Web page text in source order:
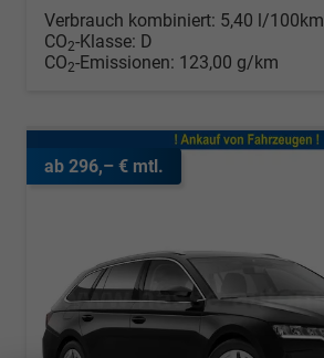
Verbrauch kombiniert: 5,40 l/100km
CO2-Klasse: D
CO2-Emissionen: 123,00 g/km
ab 296,– € mtl.